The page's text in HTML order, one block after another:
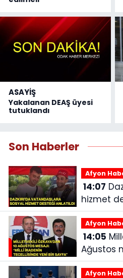
ASAYİŞ
Yakalanan DEAŞ üyesi
tutuklandı
Son Haberler
Afyon
14:07
hizmet
Afyon
14:05
Ağustos
Afyon